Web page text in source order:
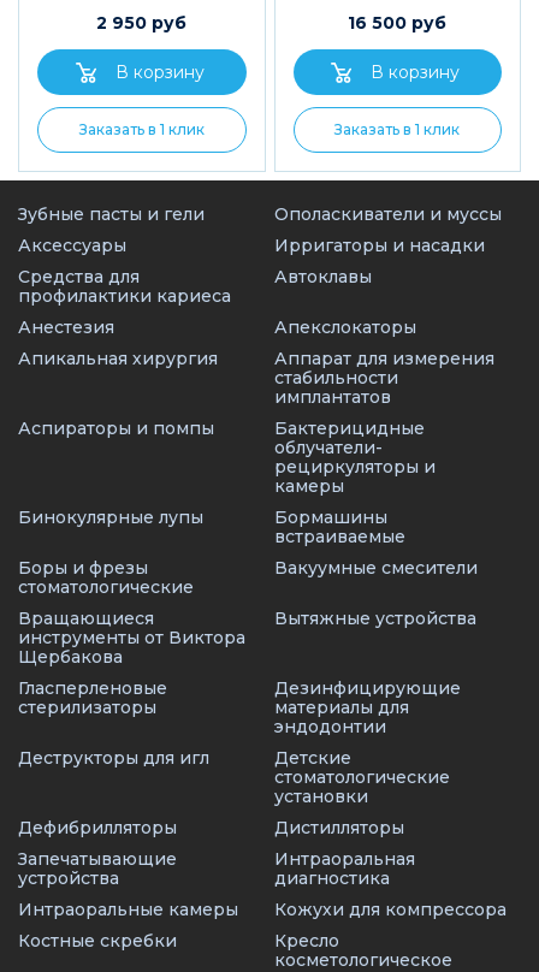
2 950 руб
Заказать в 1 клик
16 500 руб
Заказать в 1 клик
Зубные пасты и гели
Ополаскиватели и муссы
Аксессуары
Ирригаторы и насадки
Средства для
профилактики кариеса
Автоклавы
Анестезия
Апекслокаторы
Апикальная хирургия
Аппарат для измерения
стабильности
имплантатов
Аспираторы и помпы
Бактерицидные
облучатели-
рециркуляторы и
камеры
Бинокулярные лупы
Бормашины
встраиваемые
Боры и фрезы
стоматологические
Вакуумные смесители
Вращающиеся
инструменты от Виктора
Щербакова
Вытяжные устройства
Гласперленовые
стерилизаторы
Дезинфицирующие
материалы для
эндодонтии
Деструкторы для игл
Детские
стоматологические
установки
Дефибрилляторы
Дистилляторы
Запечатывающие
устройства
Интраоральная
диагностика
Интраоральные камеры
Кожухи для компрессора
Костные скребки
Кресло
косметологическое